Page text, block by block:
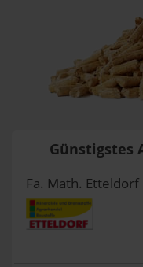
Günstigstes
Fa. Math.